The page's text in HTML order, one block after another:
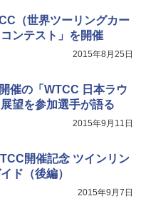
（世界ツーリングカー
ンテスト」を開催
2015年8月25日
催の「WTCC 日本ラウ
望を参加選手が語る
2015年9月11日
開催記念 ツインリン
ド（後編）
2015年9月7日